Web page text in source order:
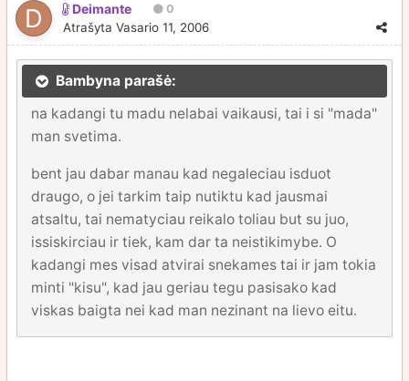
Deimante 0
Atrašyta Vasario 11, 2006
Bambyna parašė:
na kadangi tu madu nelabai vaikausi, tai i si "mada"
man svetima.
bent jau dabar manau kad negaleciau isduot
draugo, o jei tarkim taip nutiktu kad jausmai
atsaltu, tai nematyciau reikalo toliau but su juo,
issiskirciau ir tiek, kam dar ta neistikimybe. O
kadangi mes visad atvirai snekames tai ir jam tokia
minti "kisu", kad jau geriau tegu pasisako kad
viskas baigta nei kad man nezinant na lievo eitu.